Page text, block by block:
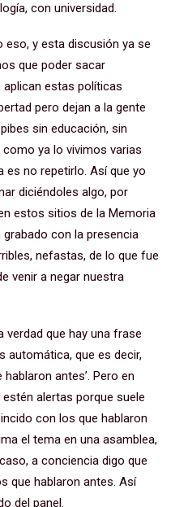
con universidad.
y esta discusión ya se
que poder sacar
estas políticas
pero dejan a la gente
sin educación, sin
ya lo vivimos varias
es no repetirlo. Así que yo
diciéndoles algo, por
estos sitios de la Memoria
con la presencia
nefastas, de lo que fue
venir a negar nuestra
verdad que hay una frase
automática, que es decir,
antes’. Pero en
alertas porque suele
con los que hablaron
el tema en una asamblea,
a conciencia digo que
que hablaron antes. Así
del panel.